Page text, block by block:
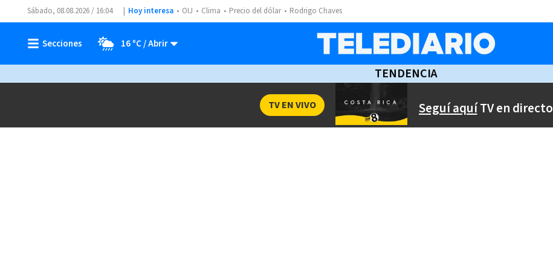
Sábado, 08.08.2026 / 16:04 Hoy interesa OIJ Clima Precio del dólar Rodrigo Chaves
16 ºC
TENDENCIA
Seguí aquíTV en directo
TV EN VIVO